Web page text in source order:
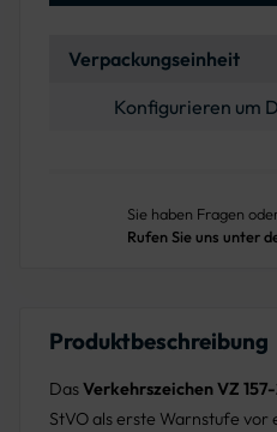
Verpackungseinheit
Konfigurieren um
Sie haben Fragen
Rufen Sie uns unter
Produktbeschreibung
DasVerkehrszeichen VZ
StVO als erste Warnstufe vor